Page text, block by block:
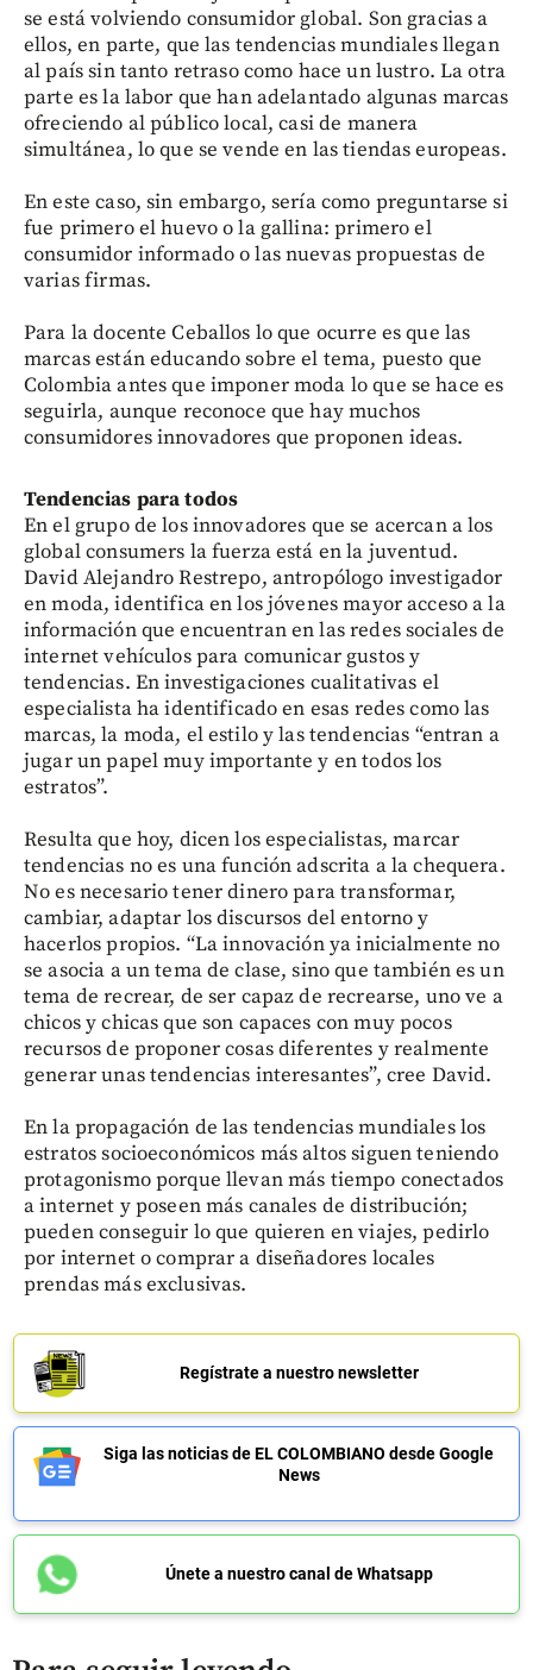
se está volviendo consumidor global. Son gracias a
ellos, en parte, que las tendencias mundiales llegan
al país sin tanto retraso como hace un lustro. La otra
parte es la labor que han adelantado algunas marcas
ofreciendo al público local, casi de manera
simultánea, lo que se vende en las tiendas europeas.
En este caso, sin embargo, sería como preguntarse si
fue primero el huevo o la gallina: primero el
consumidor informado o las nuevas propuestas de
varias firmas.
Para la docente Ceballos lo que ocurre es que las
marcas están educando sobre el tema, puesto que
Colombia antes que imponer moda lo que se hace es
seguirla, aunque reconoce que hay muchos
consumidores innovadores que proponen ideas.
Tendencias para todos
En el grupo de los innovadores que se acercan a los
global consumers la fuerza está en la juventud.
David Alejandro Restrepo, antropólogo investigador
en moda, identifica en los jóvenes mayor acceso a la
información que encuentran en las redes sociales de
internet vehículos para comunicar gustos y
tendencias. En investigaciones cualitativas el
especialista ha identificado en esas redes como las
marcas, la moda, el estilo y las tendencias “entran a
jugar un papel muy importante y en todos los
estratos”.
Resulta que hoy, dicen los especialistas, marcar
tendencias no es una función adscrita a la chequera.
No es necesario tener dinero para transformar,
cambiar, adaptar los discursos del entorno y
hacerlos propios. “La innovación ya inicialmente no
se asocia a un tema de clase, sino que también es un
tema de recrear, de ser capaz de recrearse, uno ve a
chicos y chicas que son capaces con muy pocos
recursos de proponer cosas diferentes y realmente
generar unas tendencias interesantes”, cree David.
En la propagación de las tendencias mundiales los
estratos socioeconómicos más altos siguen teniendo
protagonismo porque llevan más tiempo conectados
a internet y poseen más canales de distribución;
pueden conseguir lo que quieren en viajes, pedirlo
por internet o comprar a diseñadores locales
prendas más exclusivas.
Regístrate a nuestro newsletter
Siga las noticias de EL COLOMBIANO desde Google
News
Únete a nuestro canal de Whatsapp